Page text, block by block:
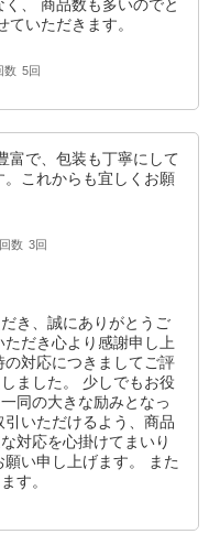
、 商品数も多いのでと
いただきます。
数 5回
富で、包装も丁寧にして
これからも宜しくお願
数 3回
き、誠にありがとうご
だき心より感謝申し上
対応につきましてご評
ました。 少しでもお役
同の大きな励みとなっ
いただけるよう、商品
対応を心掛けてまいり
い申し上げます。 また
す。